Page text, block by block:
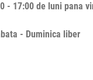
- 17:00 de luni pana
- Duminica liber